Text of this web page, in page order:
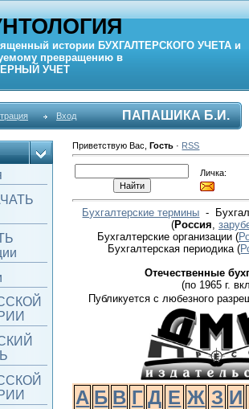
истории БУХГАЛТЕРСКОГО УЧЕТА и
превращению в
УЧЕТ
Вход ПАПАШИКА Б.И.
Приветствую Вас ,Гость · RSS
Личка:
Бухгалтерские термины -
(Россия
Бухгалтерские организации (
Бухгалтерская периодика(
Отечественные
(по 1965 г.
Публикуется с любезного
А Б В Г Д Е Ж З И